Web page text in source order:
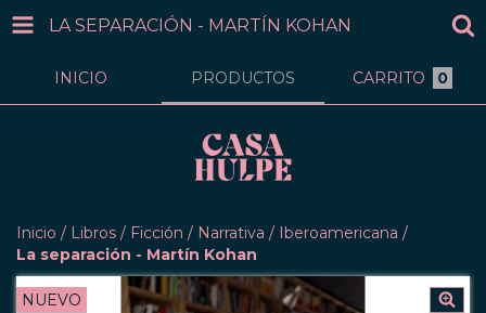
LA SEPARACIÓN - MARTÍN KOHAN
INICIO PRODUCTOS CARRITO 0
Inicio / Libros / Ficción / Narrativa / Iberoamericana /
La separación - Martín Kohan
NUEVO